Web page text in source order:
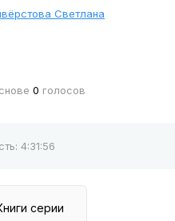
Светлана
0 голосов
4:31:56
серии